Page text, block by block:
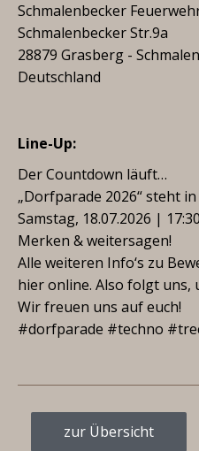
Schmalenbecker
Schmalenbecker Str.9a
28879 Grasberg -
Deutschland
Line-Up:
Der Countdown läuft…
„Dorfparade 2026“ steht
Samstag, 18.07.2026 |
Merken & weitersagen!
Alle weiteren Info‘s zu
hier online. Also folgt uns,
Wir freuen uns auf euch!
#dorfparade #techno
zur Übersicht